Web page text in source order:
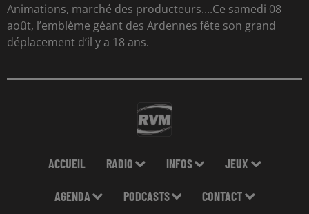
Animations, marché des producteurs....Ce samedi 08
août, l’emblème géant des Ardennes fête son grand
déplacement d’il y a 18 ans.
ACCUEIL RADIO INFOS JEUX
AGENDA PODCASTS CONTACT